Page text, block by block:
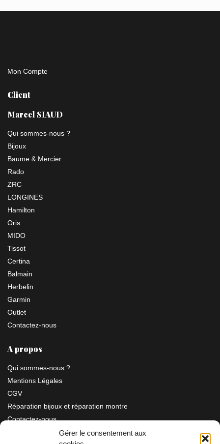
Gérer le consentement aux
Mon Compte
Client
Marcel SIAUD
Qui sommes-nous ?
Bijoux
Baume & Mercier
Rado
ZRC
LONGINES
Hamilton
Oris
MIDO
Tissot
Certina
Balmain
Herbelin
Garmin
Outlet
Contactez-nous
A propos
Qui sommes-nous ?
Mentions Légales
CGV
Réparation bijoux et réparation montre
Contactez-nous